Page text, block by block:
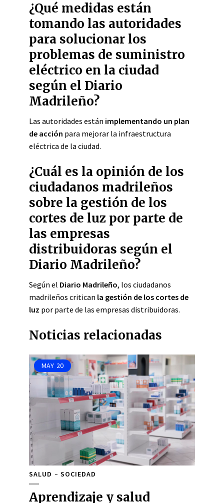
¿Qué medidas están
tomando las autoridades
para solucionar los
problemas de suministro
eléctrico en la ciudad
según el Diario
Madrileño?
Las autoridades están implementando un plan
de acción para mejorar la infraestructura
eléctrica de la ciudad.
¿Cuál es la opinión de los
ciudadanos madrileños
sobre la gestión de los
cortes de luz por parte de
las empresas
distribuidoras según el
Diario Madrileño?
Según el Diario Madrileño, los ciudadanos
madrileños critican la gestión de los cortes de
luz por parte de las empresas distribuidoras.
Noticias relacionadas
MAY 20
SALUD SOCIEDAD
Aprendizaje y salud